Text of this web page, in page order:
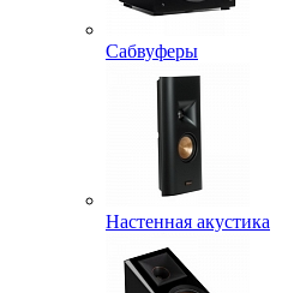
Сабвуферы
Настенная акустика